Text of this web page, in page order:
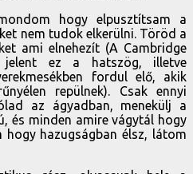
hogy elpusztítsam a
nem tudok elkerülni. Töröd a
ami elnehezít (A Cambridge
ez a hatszög, illetve
fordul elő, akik
repülnek). Csak ennyi
az ágyadban, menekülj a
és minden amire vágytál hogy
hogy hazugságban élsz, látom